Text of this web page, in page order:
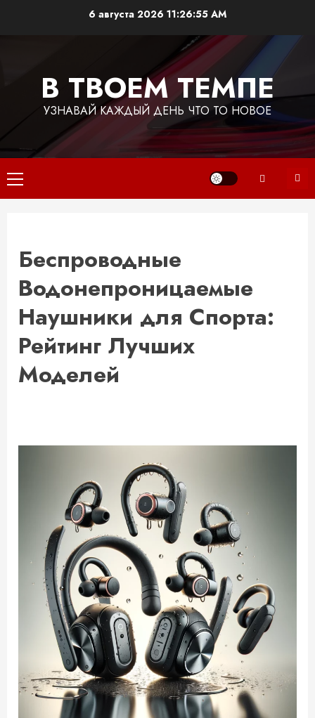
6 августа 2026 11:26:56 AM
В ТВОЕМ ТЕМПЕ
УЗНАВАЙ КАЖДЫЙ ДЕНЬ ЧТО ТО НОВОЕ
Основное
меню
Беспроводные
Водонепроницаемые
Наушники для Спорта:
Рейтинг Лучших
Моделей